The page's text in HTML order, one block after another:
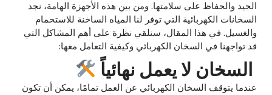
الجيد والحفاظ على سلامتها. ومن بين هذه الأجهزة الهامة، نجد
السخانات الكهربائية التي توفر لنا المياه الساخنة للاستحمام
والغسيل. في هذا المقال، سنلقي نظرة على أهم المشاكل التي
قد تواجهنا في السخان الكهربائي وكيفية التعامل معها:
السخان لا يعمل نهائياً
عندما يتوقف السخان الكهربائي عن العمل تمامًا، يمكن أن تكون